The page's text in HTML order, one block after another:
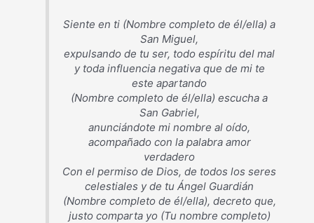
Siente en ti (Nombre completo de él/ella) a
San Miguel,
expulsando de tu ser, todo espíritu del mal
y toda influencia negativa que de mi te
este apartando
(Nombre completo de él/ella) escucha a
San Gabriel,
anunciándote mi nombre al oído,
acompañado con la palabra amor
verdadero
Con el permiso de Dios, de todos los seres
celestiales y de tu Ángel Guardián
(Nombre completo de él/ella), decreto que,
justo comparta yo (Tu nombre completo)